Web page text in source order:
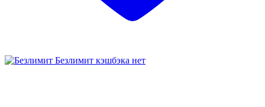
Безлимит кэшбэка нет